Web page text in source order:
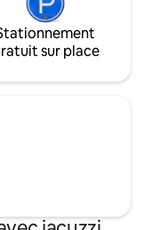
sur place